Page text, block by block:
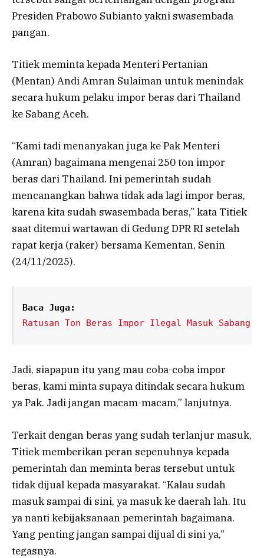
Presiden Prabowo Subianto yakni swasembada
pangan.
Titiek meminta kepada Menteri Pertanian
(Mentan) Andi Amran Sulaiman untuk menindak
secara hukum pelaku impor beras dari Thailand
ke Sabang Aceh.
“Kami tadi menanyakan juga ke Pak Menteri
(Amran) bagaimana mengenai 250 ton impor
beras dari Thailand. Ini pemerintah sudah
mencanangkan bahwa tidak ada lagi impor beras,
karena kita sudah swasembada beras,” kata Titiek
saat ditemui wartawan di Gedung DPR RI setelah
rapat kerja (raker) bersama Kementan, Senin
(24/11/2025).
Baca Juga:
Ratusan Ton Beras Impor Ilegal Masuk Sabang
Jadi, siapapun itu yang mau coba-coba impor
beras, kami minta supaya ditindak secara hukum
ya Pak. Jadi jangan macam-macam,” lanjutnya.
Terkait dengan beras yang sudah terlanjur masuk,
Titiek memberikan peran sepenuhnya kepada
pemerintah dan meminta beras tersebut untuk
tidak dijual kepada masyarakat. “Kalau sudah
masuk sampai di sini, ya masuk ke daerah lah. Itu
ya nanti kebijaksanaan pemerintah bagaimana.
Yang penting jangan sampai dijual di sini ya,”
tegasnya.